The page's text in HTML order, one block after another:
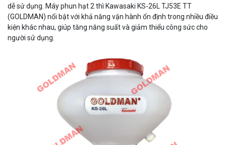
dễ sử dụng. Máy phun hạt 2 thì Kawasaki KS-26L TJ53E TT
(GOLDMAN) nổi bật với khả năng vận hành ổn định trong nhiều điều
kiện khác nhau, giúp tăng năng suất và giảm thiểu công sức cho
người sử dụng.